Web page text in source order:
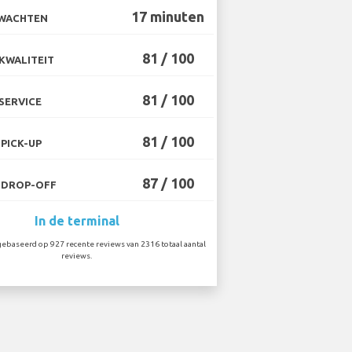
17 minuten
81 / 100
81 / 100
UP 81 / 100
OFF 87 / 100
In de terminal
op 927 recente reviews van 2316 totaal aantal
reviews.